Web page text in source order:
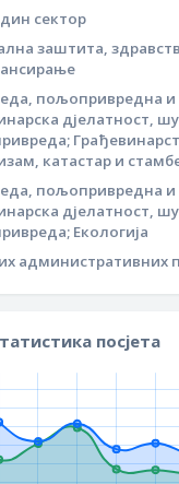
сектор
заштита,
пољопривредна и
дјелатност,
катастар и
пољопривредна и
дјелатност,
Екологија
административних
посјета